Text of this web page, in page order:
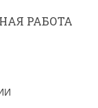
РАБОТА